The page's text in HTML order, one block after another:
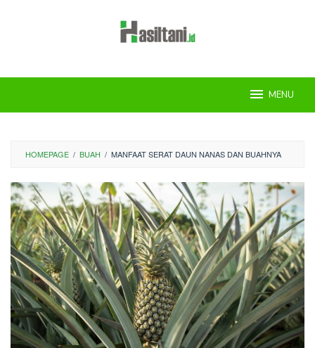
MENU
HOMEPAGE / BUAH / MANFAAT SERAT DAUN NANAS DAN BUAHNYA